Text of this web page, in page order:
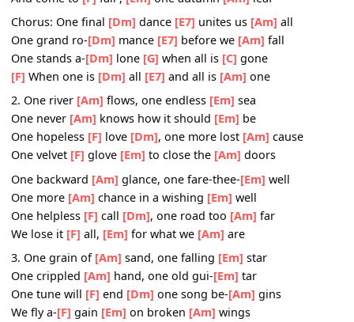
One bird in[Am] spring, come summer
Young lovers[Am]sing a simple[Em]tune
Too young to[F]know[Dm] how dreams are
And come to[F]fall ,[Em] one autumn [Am]
Chorus: One final[Dm]dance[E7]unites us
One grand ro- [Dm]mance[E7]before we
One stands a-[Dm]lone[G]when all is[C]gone
[F]When one is[Dm]all [E7]and all is [Am]one
2. One river[Am]flows, one endless[Em]sea
One never[Am]knows how it should[Em]
One hopeless[F]love[Dm], one more lost[Am]
One velvet[F] glove to close the
One backward[Am]glance, one fare-thee-
One more[Am]chance in a wishing[Em] well
One helpless[F]call[Dm], one road too